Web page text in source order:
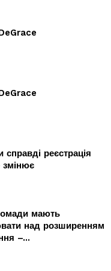
справді реєстрація
мають
над розширенням
–...